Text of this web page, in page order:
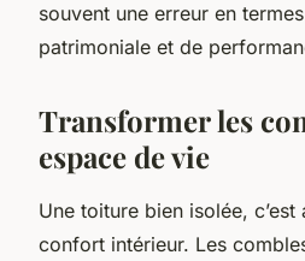
souvent une erreur en
patrimoniale et de
Transformer les
espace de vie
Une toiture bien isolée, c’est
confort intérieur. Les